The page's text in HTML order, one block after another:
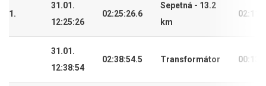
1.
31.01.
12:25:26
02:25:26.6
Sepetná - 13.2
km
31.01.
12:38:54
02:38:54.5 Transformátor